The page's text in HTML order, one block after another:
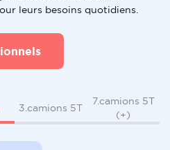
leurs besoins quotidiens.
3.camions 5T
7.camions 5T
(+)